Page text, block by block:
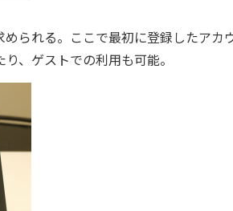
られる。ここで最初に登録したアカ
、ゲストでの利用も可能。